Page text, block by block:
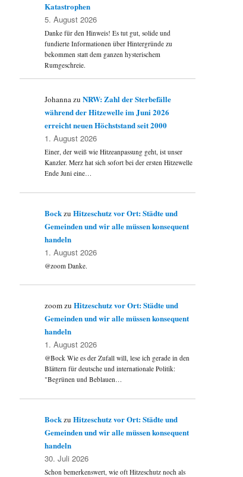
Katastrophen
5. August 2026
Danke für den Hinweis! Es tut gut, solide und
fundierte Informationen über Hintergründe zu
bekommen statt dem ganzen hysterischem
Rumgeschreie.
JohannazuNRW: Zahl der Sterbefälle
während der Hitzewelle im Juni 2026
erreicht neuen Höchststand seit 2000
1. August 2026
Einer, der weiß wie Hitzeanpassung geht, ist unser
Kanzler. Merz hat sich sofort bei der ersten Hitzewelle
Ende Juni eine…
BockzuHitzeschutz vor Ort: Städte und
Gemeinden und wir alle müssen konsequent
handeln
1. August 2026
@zoom Danke.
zoomzuHitzeschutz vor Ort: Städte und
Gemeinden und wir alle müssen konsequent
handeln
1. August 2026
@Bock Wie es der Zufall will, lese ich gerade in den
Blättern für deutsche und internationale Politik:
"Begrünen und Beblauen…
BockzuHitzeschutz vor Ort: Städte und
Gemeinden und wir alle müssen konsequent
handeln
30. Juli 2026
Schon bemerkenswert, wie oft Hitzeschutz noch als